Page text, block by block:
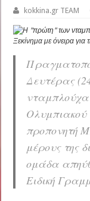
kokkina.gr TEAM
Ξεκίνημα με όνειρα για
Δευτέρας
Ολυμπιακού
προπονητή
μέρους της
ομάδα
Ειδική